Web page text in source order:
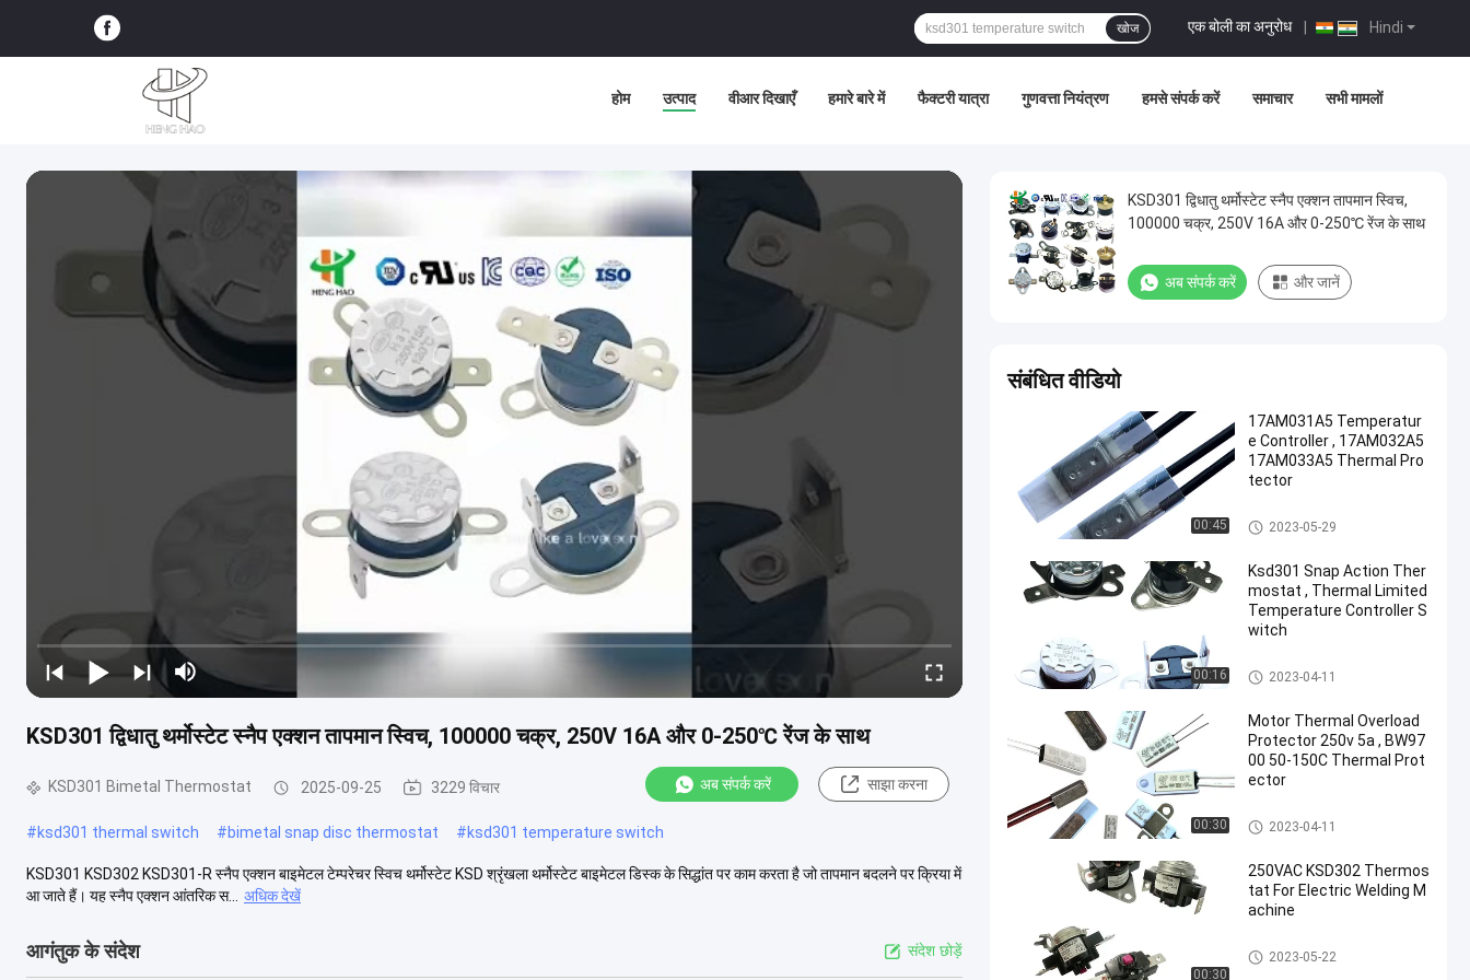
Hindi
एक बोली का अनुरोध
खोज
होम उत्पाद वीआर दिखाएँ हमारे बारे में फैक्टरी यात्रा गुणवत्ता नियंत्रण हमसे संपर्क करें समाचार सभी मामलों
KSD301 द्विधातु थर्मोस्टेट स्नैप एक्शन तापमान स्विच, 100000 चक्र, 250V 16A और 0-250℃ रेंज के साथ
KSD301 Bimetal Thermostat 2025-09-25 3229 विचार अब संपर्क करें साझा करना
#ksd301 thermal switch #bimetal snap disc thermostat #ksd301 temperature switch
KSD301 KSD302 KSD301-R स्नैप एक्शन बाइमेटल टेम्परेचर स्विच थर्मोस्टेट KSD श्रृंखला थर्मोस्टेट बाइमेटल डिस्क के सिद्धांत पर काम करता है जो तापमान बदलने पर क्रिया में
आ जाते हैं। यह स्नैप एक्शन आंतरिक स...
अधिक देखें
आगंतुक के संदेश संदेश छोड़ें
KSD301 द्विधातु थर्मोस्टेट स्नैप एक्शन तापमान स्विच,
100000 चक्र, 250V 16A और 0-250℃ रेंज के साथ
अब संपर्क करें और जानें
संबंधित वीडियो
00:45
17AM031A5 Temperatur
e Controller , 17AM032A5
17AM033A5 Thermal Pro
tector
17AM Thermal Protector
2023-05-29
00:16
Ksd301 Snap Action Ther
mostat , Thermal Limited
Temperature Controller S
witch
KSD301 Bimetal Thermostat
2023-04-11
00:30
Motor Thermal Overload
Protector 250v 5a , BW97
00 50-150C Thermal Prot
ector
KSD301 Bimetal Thermostat
2023-04-11
00:30
250VAC KSD302 Thermos
tat For Electric Welding M
achine
KSD302 Thermostat
2023-05-22